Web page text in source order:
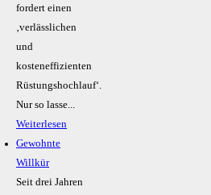
fordert einen
‚verlässlichen
und
kosteneffizienten
Rüstungshochlauf‘.
Nur so lasse...
Weiterlesen
Gewohnte
Willkür
Seit drei Jahren